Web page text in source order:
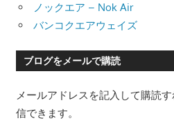
ノックエア – Nok Air
バンコクエアウェイズ
ブログをメールで購読
メールアドレスを記入して購読
信できます。